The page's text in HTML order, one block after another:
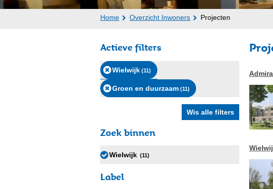
Home Overzicht Inwoners Projecten
Actieve filters
Wielwijk (11)
Groen en duurzaam (11)
Zoek binnen
Wielwijk (11)
Label